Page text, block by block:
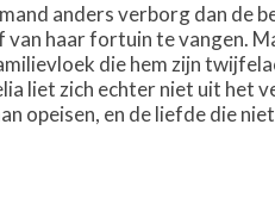
anders verborg dan de
haar fortuin te vangen.
die hem zijn
liet zich echter niet uit het
opeisen, en de liefde die